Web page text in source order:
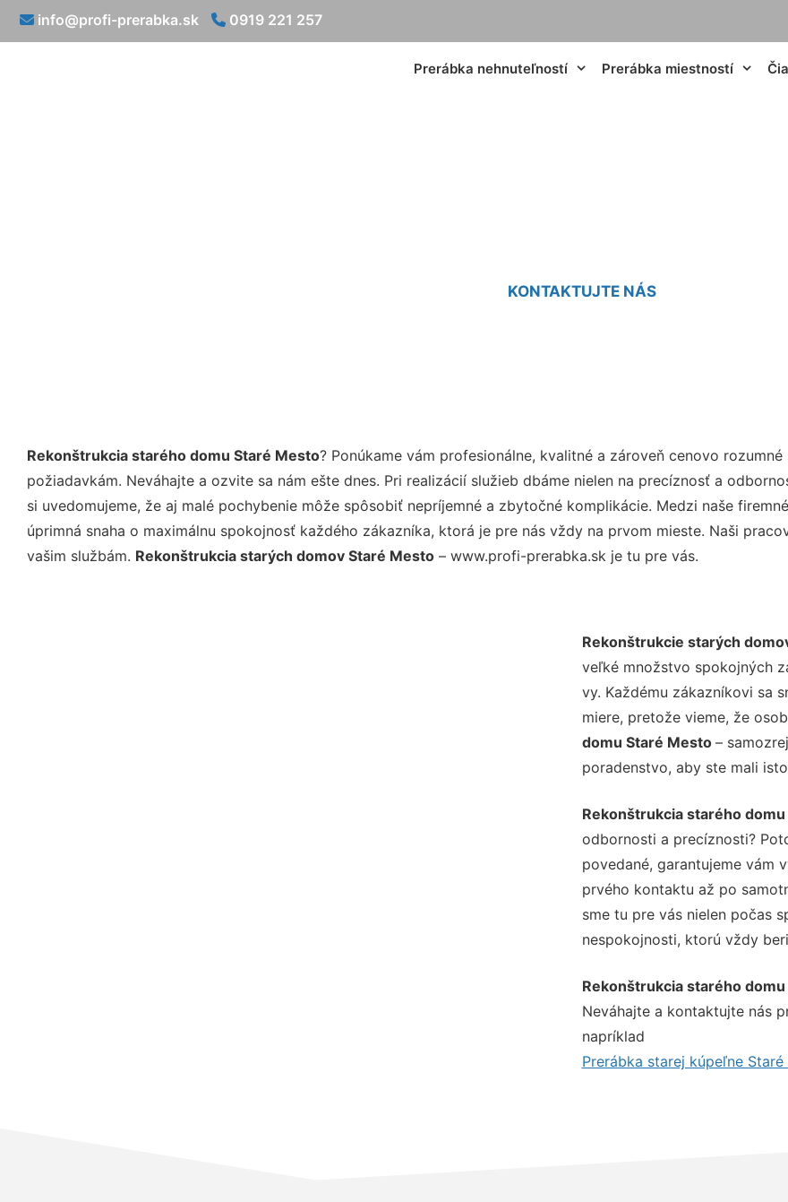
info@profi-prerabka.sk 0919 221 257
Prerábka nehnuteľností Prerábka miestností
KONTAKTUJTE NÁS
Rekonštrukcia starého domu Staré Mesto? Ponúkame vám profesionálne, kvalitné a zároveň cenovo
požiadavkám. Neváhajte a ozvite sa nám ešte dnes. Pri realizácií služieb dbáme nielen na precíznosť a
si uvedomujeme, že aj malé pochybenie môže spôsobiť nepríjemné a zbytočné komplikácie. Medzi naše
úprimná snaha o maximálnu spokojnosť každého zákazníka, ktorá je pre nás vždy na prvom mieste. Naši
vašim službám. Rekonštrukcia starých domov Staré Mesto – www.profi-prerabka.sk je tu pre vás.
Rekonštrukcie starých
veľké množstvo spokojných
vy. Každému zákazníkovi sa
miere, pretože vieme, že
domu Staré Mesto –
poradenstvo, aby ste mali
Rekonštrukcia starého
odbornosti a precíznosti?
povedané, garantujeme vám
prvého kontaktu až po
sme tu pre vás nielen počas
nespokojnosti, ktorú vždy
Rekonštrukcia starého
Neváhajte a kontaktujte nás
napríklad
Prerábka starej kúpeľne Staré